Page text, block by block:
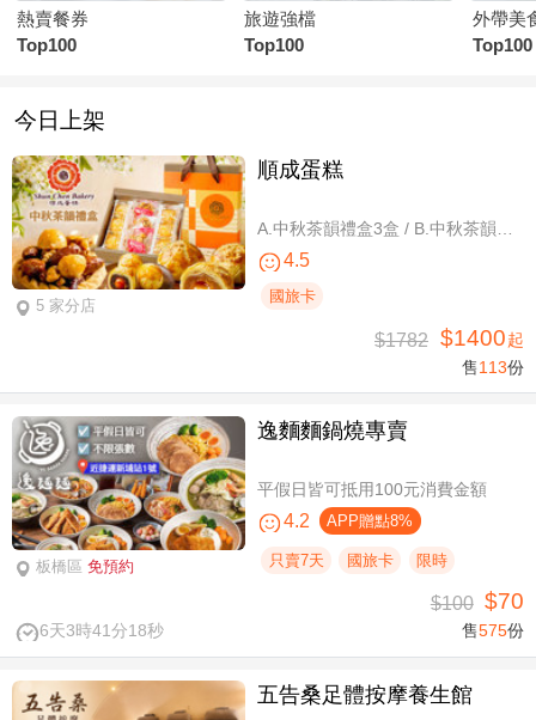
熱賣餐券
Top100
旅遊強檔
Top100
外帶美
Top100
今日上架
5 家分店
順成蛋糕
4.5
國旅卡
$1782 $1400起
售113份
板橋區 免預約
逸麵麵鍋燒專賣
平假日皆可抵用100元消費金額
4.2 APP贈點8%
只賣7天 國旅卡 限時
6天3時41分17秒
$100 $70
售575份
五告桑足體按摩養生館